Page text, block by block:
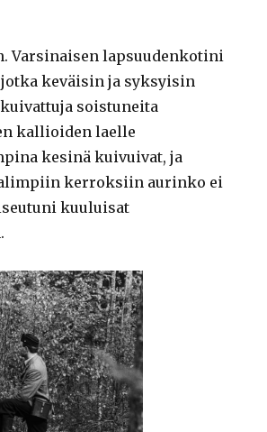
lapsuudenkotini
keväisin ja syksyisin
soistuneita
kallioiden laelle
kesinä kuivuivat, ja
kerroksiin aurinko ei
kuuluisat